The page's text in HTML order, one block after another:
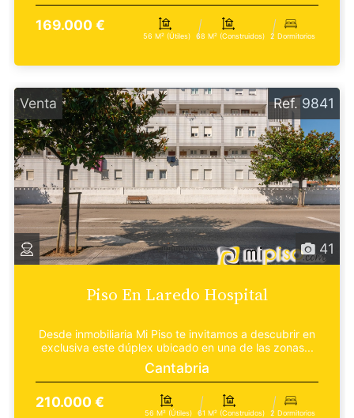
169.000 €
56 M² (útiles) 68 M² (construidos) 2 Dormitorios
Venta
41
Ref. 9841
Piso En Laredo Hospital
Desde inmobiliaria Mi Piso te invitamos a descubrir en
exclusiva este dúplex ubicado en una de las zonas...
Cantabria
210.000 €
56 M² (útiles) 61 M² (construidos) 2 Dormitorios